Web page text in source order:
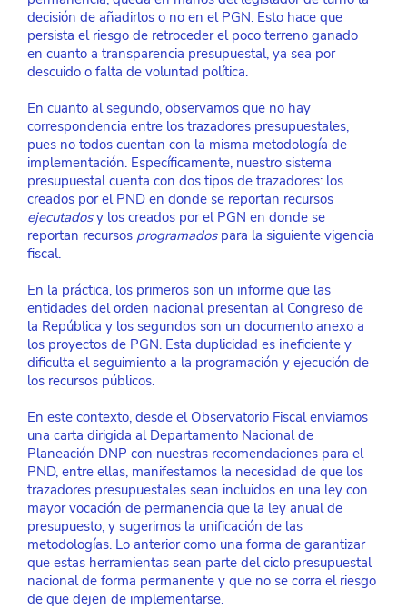
decisión de añadirlos o no en el PGN. Esto hace que
persista el riesgo de retroceder el poco terreno ganado
en cuanto a transparencia presupuestal, ya sea por
descuido o falta de voluntad política.
En cuanto al segundo, observamos que no hay
correspondencia entre los trazadores presupuestales,
pues no todos cuentan con la misma metodología de
implementación. Específicamente, nuestro sistema
presupuestal cuenta con dos tipos de trazadores: los
creados por el PND en donde se reportan recursos
ejecutados y los creados por el PGN en donde se
reportan recursos programados para la siguiente vigencia
fiscal.
En la práctica, los primeros son un informe que las
entidades del orden nacional presentan al Congreso de
la República y los segundos son un documento anexo a
los proyectos de PGN. Esta duplicidad es ineficiente y
dificulta el seguimiento a la programación y ejecución de
los recursos públicos.
En este contexto, desde el Observatorio Fiscal enviamos
una carta dirigida al Departamento Nacional de
Planeación DNP con nuestras recomendaciones para el
PND, entre ellas, manifestamos la necesidad de que los
trazadores presupuestales sean incluidos en una ley con
mayor vocación de permanencia que la ley anual de
presupuesto, y sugerimos la unificación de las
metodologías. Lo anterior como una forma de garantizar
que estas herramientas sean parte del ciclo presupuestal
nacional de forma permanente y que no se corra el riesgo
de que dejen de implementarse.